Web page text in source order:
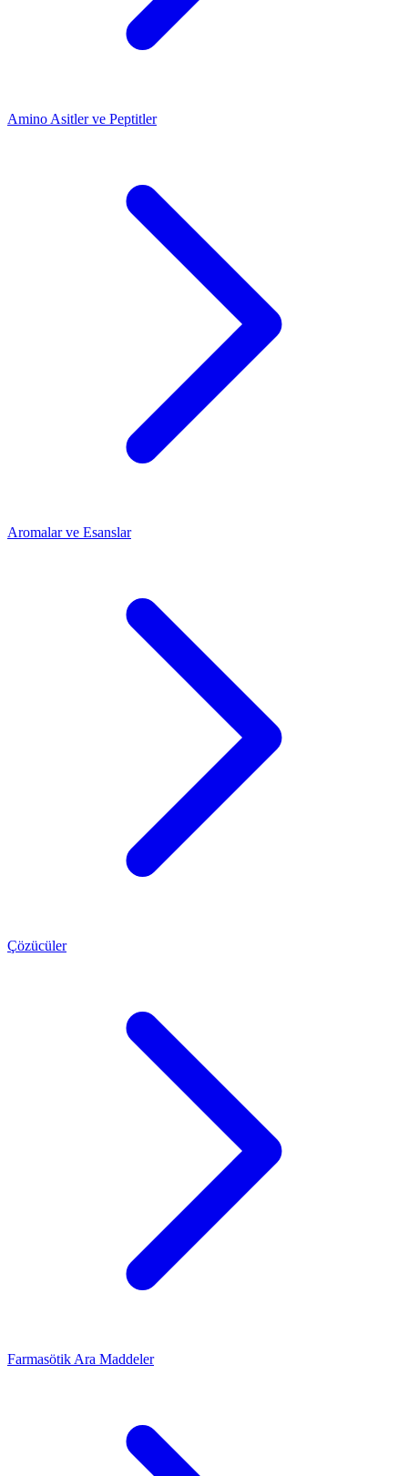
Amino Asitler ve Peptitler
Aromalar ve Esanslar
Çözücüler
Farmasötik Ara Maddeler